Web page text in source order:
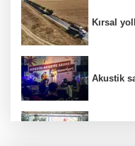
Kırsal
Akustik